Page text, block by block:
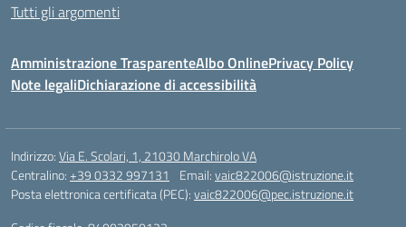
Tutti gli argomenti
Amministrazione TrasparenteAlbo OnlinePrivacy Policy
Note legaliDichiarazione di accessibilità
Indirizzo:Via E. Scolari, 1, 21030 Marchirolo VA
Centralino:+39 0332 997131 Email:vaic822006@istruzione.it
Posta elettronica certificata (PEC):vaic822006@pec.istruzione.it